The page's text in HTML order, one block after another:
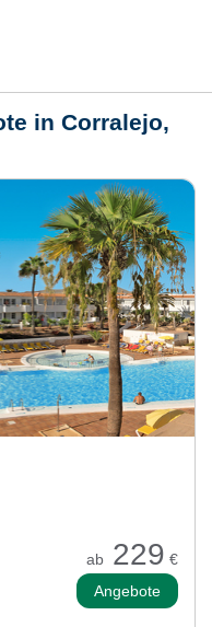
in Corralejo,
ab 229 €
Angebote